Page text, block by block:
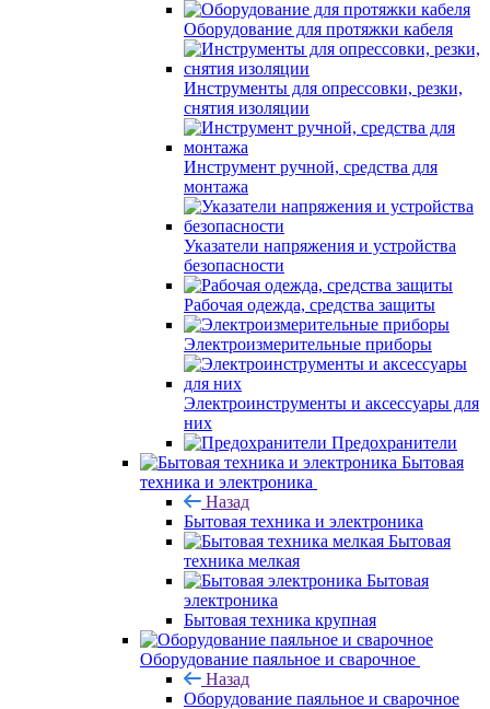
Оборудование для протяжки кабеля
Инструменты для опрессовки, резки,
снятия изоляции
Инструмент ручной, средства для
монтажа
Указатели напряжения и устройства
безопасности
Рабочая одежда, средства защиты
Электроизмерительные приборы
Электроинструменты и аксессуары для
них
Предохранители
Бытовая
техника и электроника
Назад
Бытовая техника и электроника
Бытовая
техника мелкая
Бытовая
электроника
Бытовая техника крупная
Оборудование паяльное и сварочное
Назад
Оборудование паяльное и сварочное